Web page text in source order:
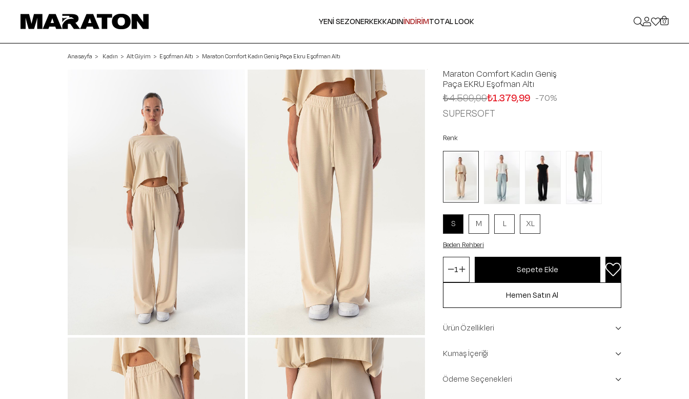
YENİ SEZONERKEKKADINİNDİRİMTOTAL LOOK 0
Anasayfa Kadın Alt Giyim Eşofman Altı Maraton Comfort Kadın Geniş Paça Ekru Eşofman Altı
Maraton Comfort Kadın Geniş
Paça EKRU Eşofman Altı
70
₺4.599,99₺1.379,99
SUPERSOFT
Renk
S M L XL
Beden Rehberi
Ürün Özellikleri
Kumaş İçeriği
Ödeme Seçenekleri